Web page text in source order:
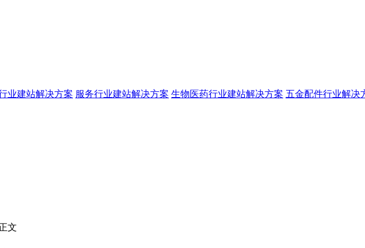
业建站解决方案 服务行业建站解决方案 生物医药行业建站解决方案 五金配件行业解决
文